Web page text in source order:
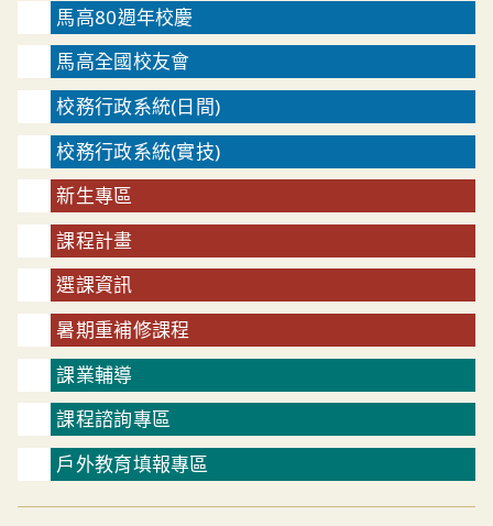
馬高80週年校慶
馬高全國校友會
校務行政系統(日間)
校務行政系統(實技)
新生專區
課程計畫
選課資訊
暑期重補修課程
課業輔導
課程諮詢專區
戶外教育填報專區